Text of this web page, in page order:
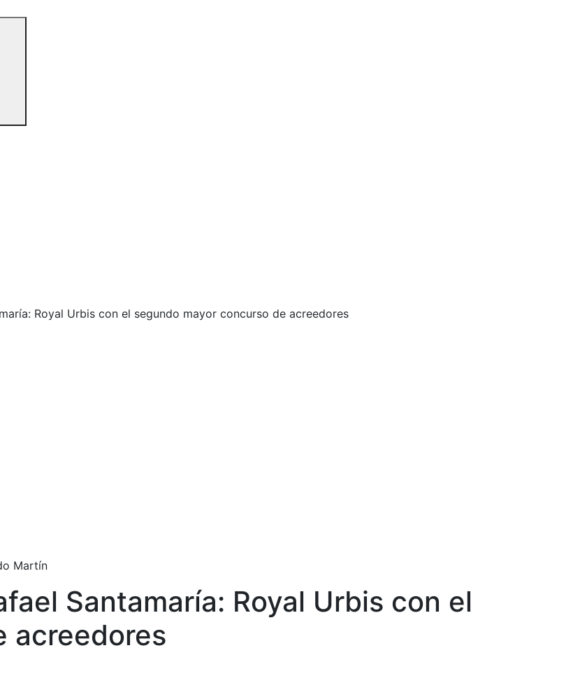
Royal Urbis con el segundo mayor concurso de acreedores
Martín
Santamaría: Royal Urbis con el
acreedores